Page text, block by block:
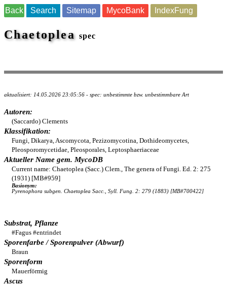
Back Search Sitemap MycoBank IndexFung
Chaetopleaspec
aktualisiert: 14.05.2026 23:05:56 - spec: unbestimmte bzw. unbestimmbare Art
Autoren:
(Saccardo) Clements
Klassifikation:
Fungi, Dikarya, Ascomycota, Pezizomycotina, Dothideomycetes,
Pleosporomycetidae, Pleosporales, Leptosphaeriaceae
Aktueller Name gem. MycoDB
Current name: Chaetoplea (Sacc.) Clem., The genera of Fungi. Ed. 2: 275
(1931) [MB#959]
Basionym:
Pyrenophora subgen. Chaetoplea Sacc., Syll. Fung. 2: 279 (1883) [MB#700422]
Substrat, Pflanze
#Fagus #entrindet
Sporenfarbe / Sporenpulver (Abwurf)
Braun
Sporenform
Mauerförmig
Ascus